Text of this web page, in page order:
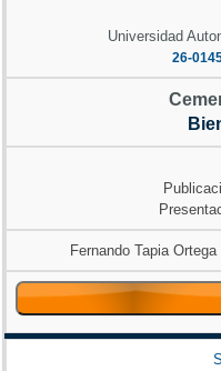
Universidad
26-
Fernando Tapia